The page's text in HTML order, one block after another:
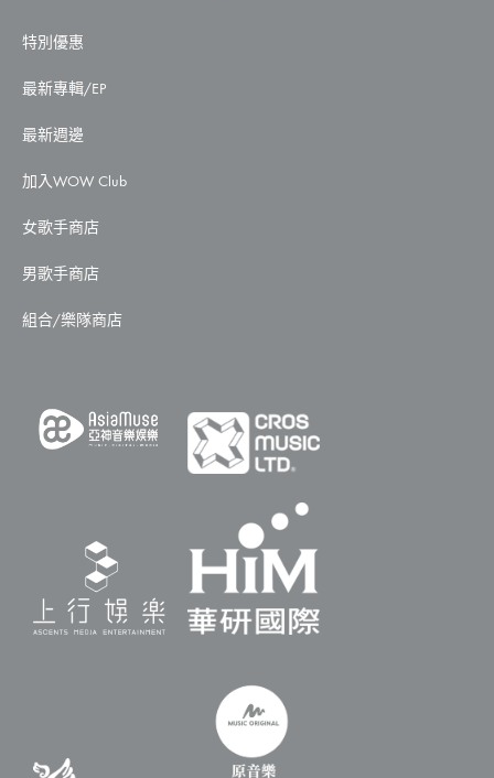
特別優惠
最新專輯/EP
最新週邊
加入WOW Club
女歌手商店
男歌手商店
組合/樂隊商店